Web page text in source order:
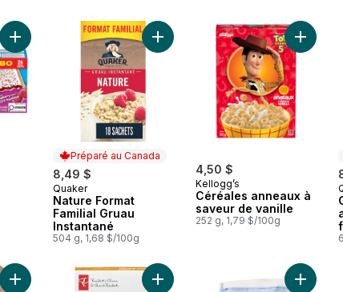
Ajouter Poptarts Jumbo Tartelettes au panier
Préparé au Canada
8,49 $
Préparé au Canada
Quaker
Nature Format
Familial Gruau
Instantané
504 g, 1,68 $/100g
Ajouter Nature Format Familial
4,50 $
Kellogg’s
Céréales anneaux à
saveur de vanille
252 g, 1,79 $/100g
Ajouter
Ajouter Gruau instantané Teneur élevée en protéines
Ajouter Granola Miel Et Noix au